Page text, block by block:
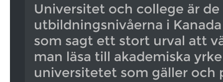
Universitet och college är
utbildningsnivåerna i
som sagt ett stort urval att
man läsa till akademiska
universitetet som gäller och